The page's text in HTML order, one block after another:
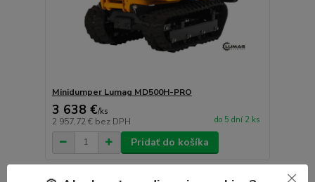
Minidumper Lumag MD500H-PRO
3 638 €/ks
2 957,72 € bez DPH do 5 dní 2 ks
Pridať do košíka